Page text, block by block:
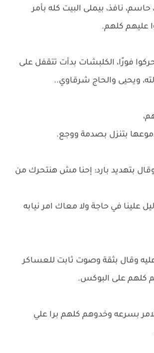
نافذ، بيملى البيت كله بأمر
عليهم كلهم.
فورًا، الكلبشات بدأت تتقفل على
ويحيى والحاج شرقاوي..
بتنزل بصدمة ووجع.
بتهديد بارد: إحنا مش هنتحرك من
علينا في حاجة ولا معاك امر نيابه
عليه وقال بثقة وصوت ثابت للعساكر
كلهم على البوكس.
بسرعه وخدوهم كلهم برا علي